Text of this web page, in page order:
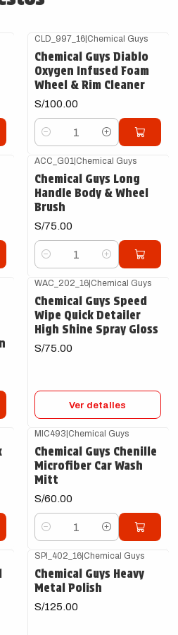
CLD_997_16|Chemical Guys
Chemical Guys Diablo
Oxygen Infused Foam
Wheel & Rim Cleaner
S/100.00
Cantidad
ACC_G01 |Chemical Guys
Chemical Guys Long
Handle Body & Wheel
Brush
S/75.00
Cantidad
WAC_202_16|Chemical Guys
Chemical Guys Speed
Wipe Quick Detailer
High Shine Spray Gloss
S/75.00
Ver detalles
MIC493|Chemical Guys
Chemical Guys Chenille
Microfiber Car Wash
Mitt
S/60.00
Cantidad
SPI_402_16|Chemical Guys
Chemical Guys Heavy
Metal Polish
S/125.00